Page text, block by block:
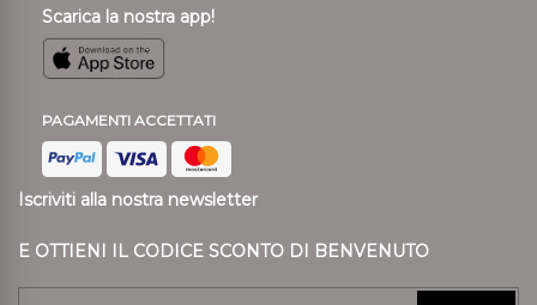
Scarica la nostra app!
PAGAMENTI ACCETTATI
Iscriviti alla nostra newsletter
E OTTIENI IL CODICE SCONTO DI BENVENUTO